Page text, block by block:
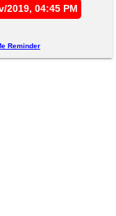
2019, 04:45 PM
Reminder